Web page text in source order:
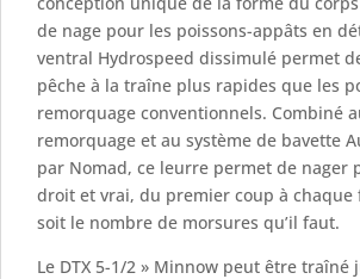
de nage pour les poissons-appâts en
ventral Hydrospeed dissimulé permet
pêche à la traîne plus rapides que les
remorquage conventionnels. Combiné
remorquage et au système de bavette
par Nomad, ce leurre permet de nager
droit et vrai, du premier coup à chaque
soit le nombre de morsures qu’il faut.
Le DTX 5-1/2 » Minnow peut être traîné